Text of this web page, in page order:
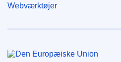
Webværktøjer